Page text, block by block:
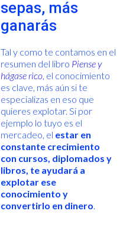
sepas, más
ganarás
Tal y como te contamos en el
resumen del libro Piense y
hágase rico, el conocimiento
es clave, más aún si te
especializas en eso que
quieres explotar. Si por
ejemplo lo tuyo es el
mercadeo, el estar en
constante crecimiento
con cursos, diplomados y
libros, te ayudará a
explotar ese
conocimiento y
convertirlo en dinero